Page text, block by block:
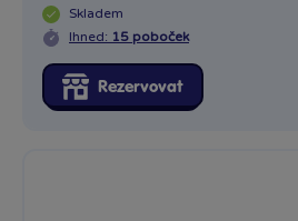
Skladem
Ihned: 15 poboček
Rezervovat